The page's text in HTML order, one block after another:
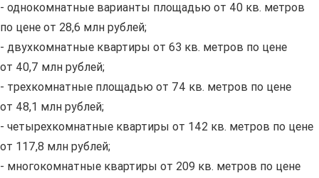
- однокомнатные варианты площадью от 40 кв. метров
по цене от 28,6 млн рублей;
- двухкомнатные квартиры от 63 кв. метров по цене
от 40,7 млн рублей;
- трехкомнатные площадью от 74 кв. метров по цене
от 48,1 млн рублей;
- четырехкомнатные квартиры от 142 кв. метров по цене
от 117,8 млн рублей;
- многокомнатные квартиры от 209 кв. метров по цене